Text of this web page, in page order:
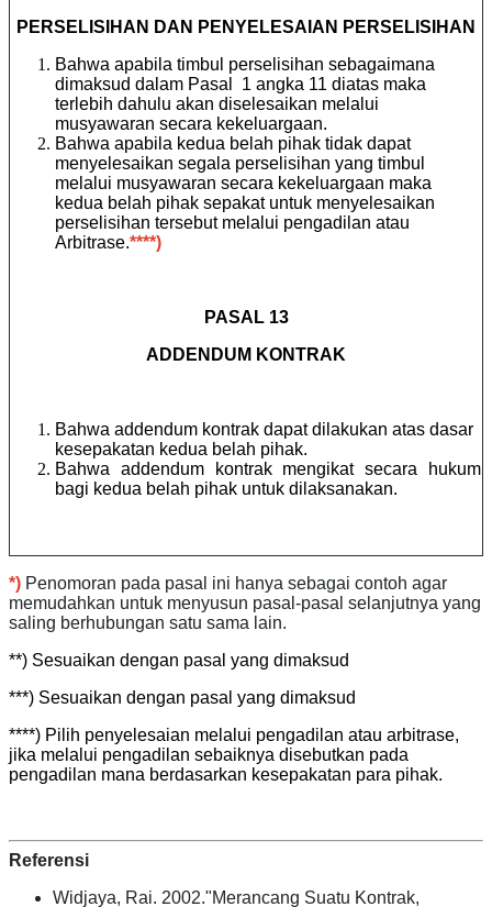
PERSELISIHAN DAN PENYELESAIAN PERSELISIHAN
Bahwa apabila timbul perselisihan sebagaimana
dimaksud dalam Pasal 1 angka 11 diatas maka
terlebih dahulu akan diselesaikan melalui
musyawaran secara kekeluargaan.
Bahwa apabila kedua belah pihak tidak dapat
menyelesaikan segala perselisihan yang timbul
melalui musyawaran secara kekeluargaan maka
kedua belah pihak sepakat untuk menyelesaikan
perselisihan tersebut melalui pengadilan atau
Arbitrase.****)
PASAL 13
ADDENDUM KONTRAK
Bahwa addendum kontrak dapat dilakukan atas dasar
kesepakatan kedua belah pihak.
Bahwa addendum kontrak mengikat secara hukum
bagi kedua belah pihak untuk dilaksanakan.
*) Penomoran pada pasal ini hanya sebagai contoh agar
memudahkan untuk menyusun pasal-pasal selanjutnya yang
saling berhubungan satu sama lain.
**) Sesuaikan dengan pasal yang dimaksud
***) Sesuaikan dengan pasal yang dimaksud
****) Pilih penyelesaian melalui pengadilan atau arbitrase,
jika melalui pengadilan sebaiknya disebutkan pada
pengadilan mana berdasarkan kesepakatan para pihak.
Referensi
Widjaya, Rai. 2002."Merancang Suatu Kontrak,